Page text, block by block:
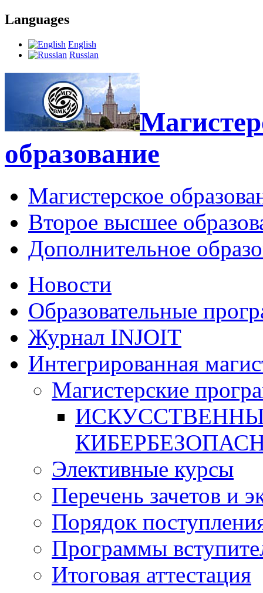
Languages
English
Russian
образование
Магистерское
Второе высшее
Дополнительное
Новости
Образовательные
Журнал INJOIT
Интегрированная
Магистерские
Элективные курсы
Перечень зачетов и
Порядок
Программы
Итоговая аттестация